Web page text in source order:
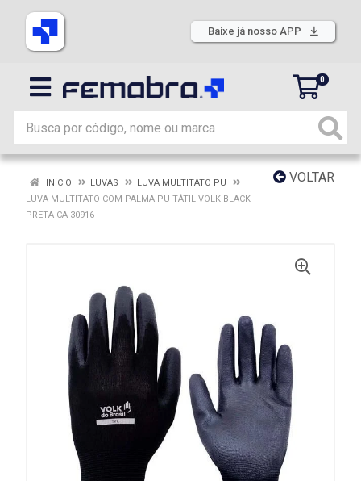
Baixe já nosso APP
0
VOLTAR
INÍCIO LUVAS
LUVA MULTITATO PU
LUVA MULTITATO COM PALMA PU TÁTIL VOLK BLACK
PRETA CA 30916